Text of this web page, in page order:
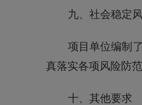
九、社会稳定
项目单位编制了
真落实各项风险防
十、 其他要求